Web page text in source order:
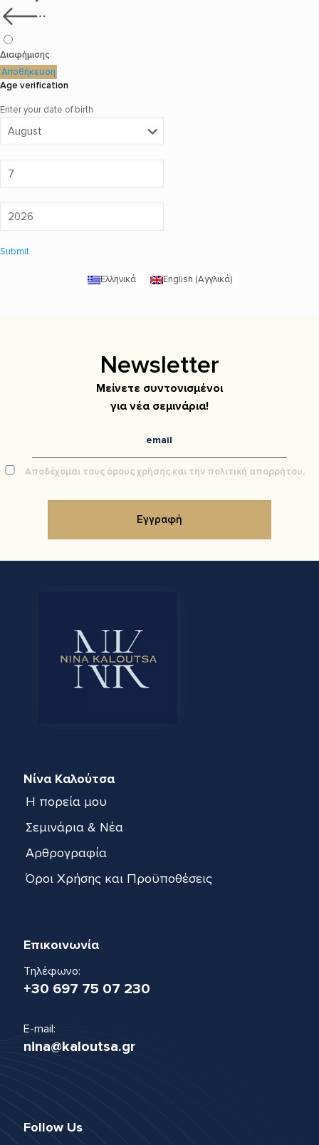
Newsletter
Μείνετε συντονισμένοι
για νέα σεμινάρια!
Αποδέχομαι τους όρους χρήσης και την πολιτική απορρήτου.
Νίνα Καλούτσα
Η πορεία μου
Σεμινάρια & Νέα
Αρθρογραφία
Όροι Χρήσης και Προϋποθέσεις
Επικοινωνία
Τηλέφωνο:
+30 697 75 07 230
E-mail:
nina@kaloutsa.gr
Follow Us
Διαφήμισης
Αποθήκευση
Age verification
Enter your date of birth
Submit
Ελληνικά English (Αγγλικά)